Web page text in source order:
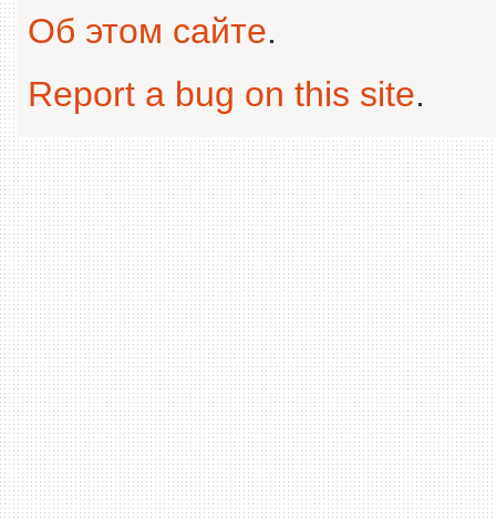
Об этом сайте.
Report a bug on this site.